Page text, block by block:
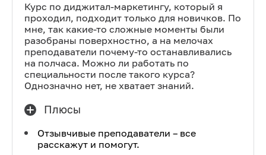
Курс по диджитал-маркетингу, который я
проходил, подходит только для новичков. По
мне, так какие-то сложные моменты были
разобраны поверхностно, а на мелочах
преподаватели почему-то останавливались
на полчаса. Можно ли работать по
специальности после такого курса?
Однозначно нет, не хватает знаний.
Плюсы
Отзывчивые преподаватели – все
расскажут и помогут.